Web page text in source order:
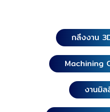
สเปค ขึ้นรูปได้รูปแบบและขน
อเดอร์ เราควบคุมเวลาการ
ตรงเวลาตามนัด ตัดปัญหาเดิ
คุณภาพต่ำ ได้ของล่าช้าไม่ทันใช้ ไ
ปลวกแดง, แกลง, วังจันทร์, เขาชะเมา โร
งานผลิตด่วน กรุงเทพฯ, นน
กลึงงาน
Machining
งานมิล